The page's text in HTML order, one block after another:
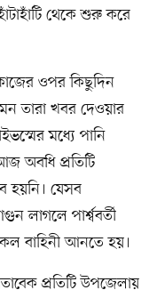
থেকে শুরু করে
কাজের ওপর কিছুদিন
তারা খবর দেওয়ার
মধ্যে পানি
অবধি প্রতিটি
হয়নি। যেসব
লাগলে পার্শ্ববর্তী
বাহিনী আনতে হয়।
প্রতিটি উপজেলায়